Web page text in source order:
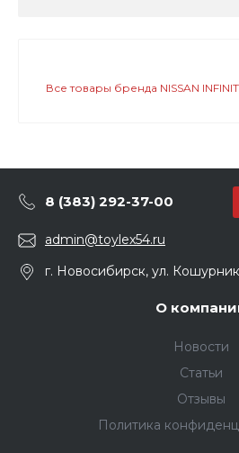
Все товары бренда NISSAN
8 (383) 292-37-00
admin@toylex54.ru
г. Новосибирск, ул.
О
Новости
Статьи
Отзывы
Политика